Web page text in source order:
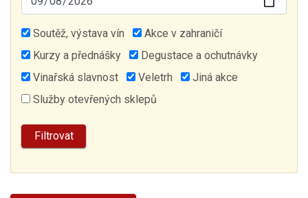
Soutěž, výstava vín
Akce v zahraničí
Kurzy a přednášky
Degustace a ochutnávky
Vinařská slavnost
Veletrh
Jiná akce
Služby otevřených sklepů